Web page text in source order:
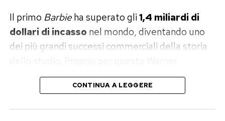
Il primo Barbieha superato gli1,4 miliardi di
dollari di incasso nel mondo, diventando uno
dei più grandi successi commerciali della storia
vorrebbe dare il via al sequel il prima possibile.
Ma convincere il cast a tornare si sta rivelando
CONTINUA A LEGGERE